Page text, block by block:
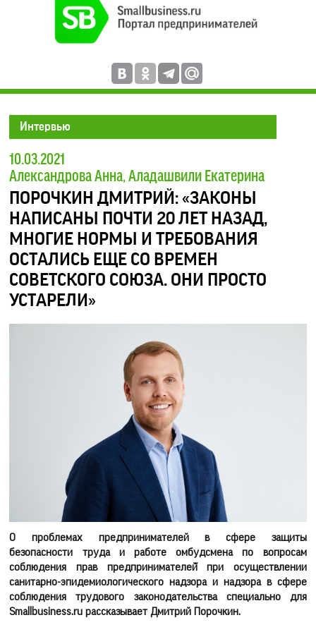
Интервью
10.03.2021
Александрова Анна, Аладашвили Екатерина
ПОРОЧКИН ДМИТРИЙ: «ЗАКОНЫ
НАПИСАНЫ ПОЧТИ 20 ЛЕТ НАЗАД,
МНОГИЕ НОРМЫ И ТРЕБОВАНИЯ
ОСТАЛИСЬ ЕЩЕ СО ВРЕМЕН
СОВЕТСКОГО СОЮЗА. ОНИ ПРОСТО
УСТАРЕЛИ»
О проблемах предпринимателей в сфере защиты
безопасности труда и работе омбудсмена по вопросам
соблюдения прав предпринимателей̆ при осуществлении
санитарно-эпидемиологического надзора и надзора в сфере
соблюдения трудового законодательства специально для
Smallbusiness.ru рассказывает Дмитрий Порочкин.